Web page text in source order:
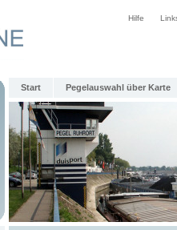
Hilfe
Start Pegelauswahl über Karte